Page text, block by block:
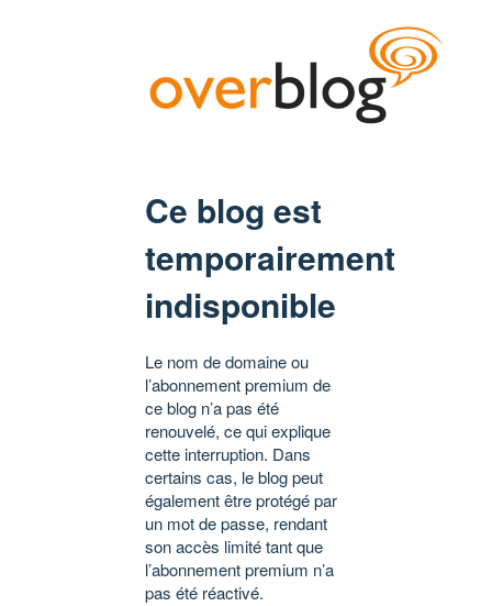
Ce blog est
temporairement
indisponible
Le nom de domaine ou
l’abonnement premium de
ce blog n’a pas été
renouvelé, ce qui explique
cette interruption. Dans
certains cas, le blog peut
également être protégé par
un mot de passe, rendant
son accès limité tant que
l’abonnement premium n’a
pas été réactivé.